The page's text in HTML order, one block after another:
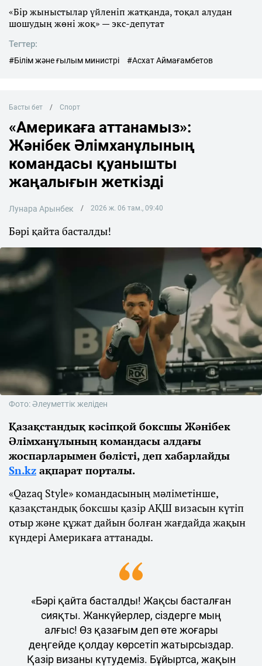
«Бір жыныстылар үйленіп жатқанда, тоқал алудан
шошудың жөні жоқ» — экс-депутат
Тегтер:
#Білім және ғылым министрі #Асхат Аймағамбетов
Басты бет Спорт
«Америкаға аттанамыз»:
Жәнібек Әлімханұлының
командасы қуанышты
жаңалығын жеткізді
Лунара Арынбек 2026 ж. 06 там., 09:40
Бәрі қайта басталды!
Фото: Әлеуметтік желіден
Қазақстандық кәсіпқой боксшы Жәнібек
Әлімханұлының командасы алдағы
жоспарларымен бөлісті, деп хабарлайды
Sn.kz ақпарат порталы.
«Qazaq Style» командасының мәліметінше,
қазақстандық боксшы қазір АҚШ визасын күтіп
отыр және құжат дайын болған жағдайда жақын
күндері Америкаға аттанады.
«Бәрі қайта басталды! Жақсы басталған
сияқты. Жанкүйерлер, сіздерге мың
алғыс! Өз қазағым деп өте жоғары
деңгейде қолдау көрсетіп жатырсыздар.
Қазір визаны күтудеміз. Бұйыртса, жақын